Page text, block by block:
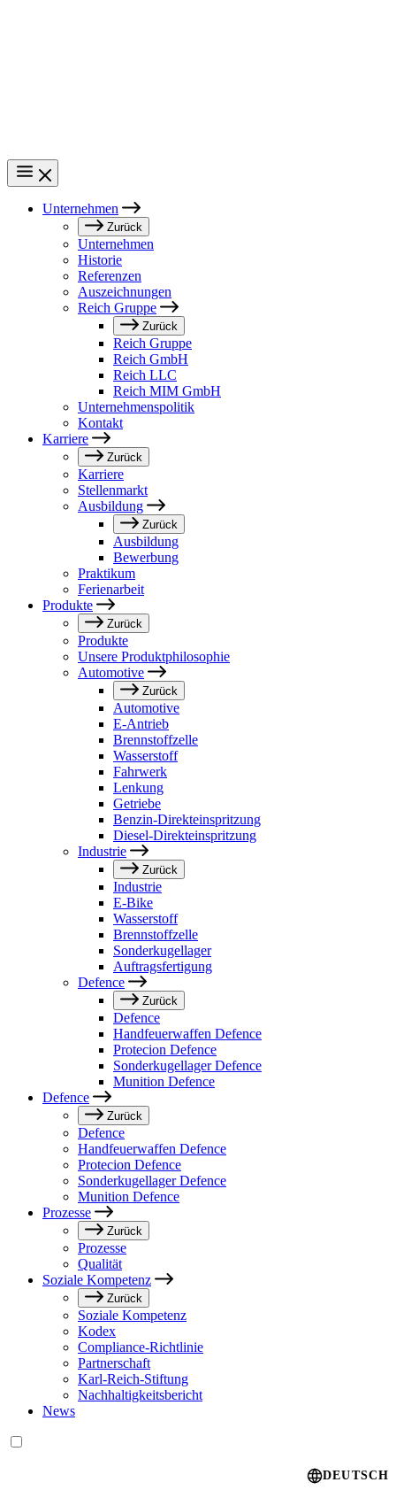
navigation
Unternehmen
Zurück
Unternehmen
Historie
Referenzen
Auszeichnungen
Reich Gruppe
Zurück
Reich Gruppe
Reich GmbH
Reich LLC
Reich MIM GmbH
Unternehmenspolitik
Kontakt
Karriere
Zurück
Karriere
Stellenmarkt
Ausbildung
Zurück
Ausbildung
Bewerbung
Praktikum
Ferienarbeit
Produkte
Zurück
Produkte
Unsere Produktphilosophie
Automotive
Zurück
Automotive
E-Antrieb
Brennstoffzelle
Wasserstoff
Fahrwerk
Lenkung
Getriebe
Benzin-Direkteinspritzung
Diesel-Direkteinspritzung
Industrie
Zurück
Industrie
E-Bike
Wasserstoff
Brennstoffzelle
Sonderkugellager
Auftragsfertigung
Defence
Zurück
Defence
Handfeuerwaffen Defence
Protecion Defence
Sonderkugellager Defence
Munition Defence
Defence
Zurück
Defence
Handfeuerwaffen Defence
Protecion Defence
Sonderkugellager Defence
Munition Defence
Prozesse
Zurück
Prozesse
Qualität
Soziale Kompetenz
Zurück
Soziale Kompetenz
Kodex
Compliance-Richtlinie
Partnerschaft
Karl-Reich-Stiftung
Nachhaltigkeitsbericht
News
DEUTSCH